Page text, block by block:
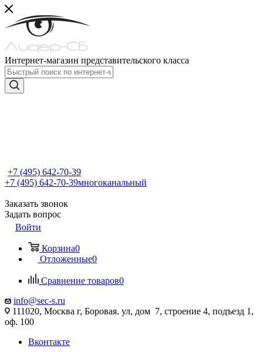
Интернет-магазин представительского класса
+7 (495) 642-70-39
+7 (495) 642-70-39многоканальный
Заказать звонок
Задать вопрос
Войти
Корзина0
Отложенные0
Сравнение товаров0
info@sec-s.ru
111020, Москва г, Боровая. ул, дом 7, строение 4, подъезд 1,
оф. 100
Вконтакте